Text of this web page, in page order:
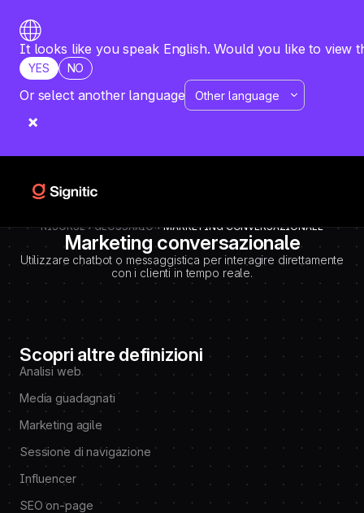
DEBUT CODE E - TEMPLATE CMS DEFINITIONS / LEXIQUE
Emplacement Webflow: Template CMS Definitions > Page settings >
Custom code > Inside tag
It looks like you speak English. Would you like to view
YES NO
Or select another language
RISORSE GLOSSARIO MARKETING CONVERSAZIONALE
Marketing conversazionale
Utilizzare chatbot o messaggistica per interagire direttamente
con i clienti in tempo reale.
Scopri altre definizioni
Analisi web
Media guadagnati
Marketing agile
Sessione di navigazione
Influencer
SEO on-page